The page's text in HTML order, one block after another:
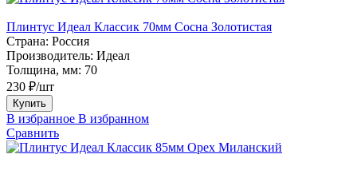
Плинтус Идеал Классик 70мм Сосна Золотистая
Страна: Россия
Производитель: Идеал
Толщина, мм: 70
230 ₽/шт
Купить
В избранное В избранном
Сравнить